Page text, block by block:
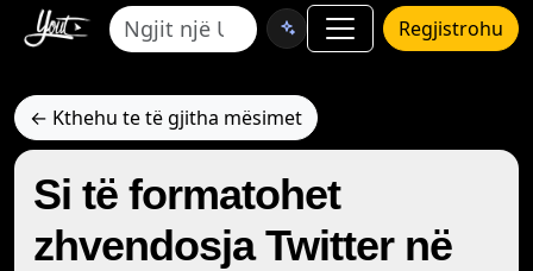
Regjistrohu
← Kthehu te të gjitha mësimet
Si të formatohet
zhvendosja Twitter në